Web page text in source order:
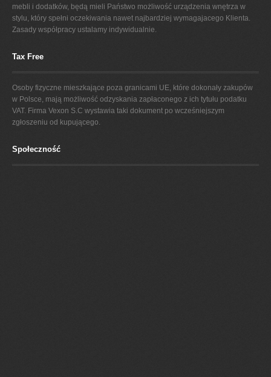
mebli i dodatków, będą mieli Państwo możliwość urządzenia wnętrza w
stylu, który spełni oczekiwania nawet najbardziej wymagajacego Klienta.
Zasady współpracy ustalamy indywidualnie.
Tax Free
Osoby fizyczne mieszkające poza granicami UE, które dokonały zakupów
w Polsce, mają możliwość odzyskania zapłaconego z ich tytułu podatku
VAT. Firma Vexon S.C wystawia taki dokument po wcześniejszym
zgłoszeniu od kupującego.
Społeczność